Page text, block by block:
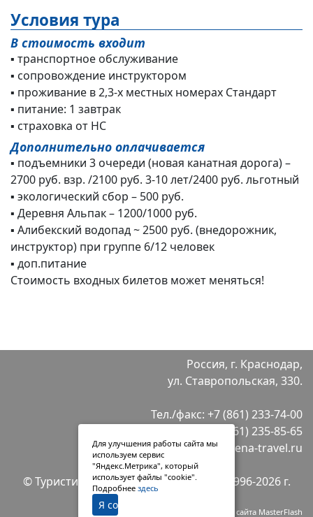
Условия тура
В стоимость входит
▪ транспортное обслуживание
▪ сопровождение инструктором
▪ проживание в 2,3-х местных номерах Стандарт
▪ питание: 1 завтрак
▪ страховка от НС
Дополнительно оплачивается
▪ подъемники 3 очереди (новая канатная дорога) –
2700 руб. взр. /2100 руб. 3-10 лет/2400 руб. льготный
▪ экологический сбор – 500 руб.
▪ Деревня Альпак – 1200/1000 руб.
▪ Алибекский водопад ~ 2500 руб. (внедорожник,
инструктор) при группе 6/12 человек
▪ доп.питание
Стоимость входных билетов может меняться!
Россия, г. Краснодар,
ул. Ставропольская, 330.
Тел./факс: +7 (861) 233-74-00
+7 (861) 235-85-65
E-mail:info@selena-travel.ru
© Туристическая компания "Селена" 1996-2026 г.
Разработка сайта MasterFlash
Для улучшения работы сайта мы
используем сервис
"Яндекс.Метрика", который
использует файлы "cookie".
Подробнее здесь
Я согласен(на)